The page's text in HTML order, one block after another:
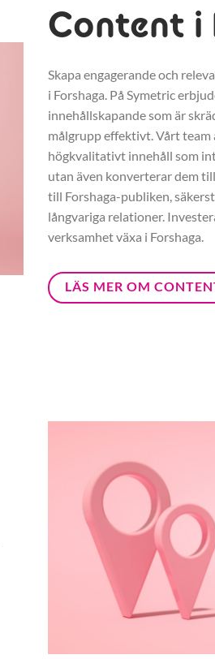
Content i
Skapa engagerande och
i Forshaga. På Symetric
innehållskapande som är
målgrupp effektivt. Vårt
högkvalitativt innehåll som
utan även konverterar dem
till Forshaga-publiken,
långvariga relationer.
verksamhet växa i Forshaga.
LÄS MER OM